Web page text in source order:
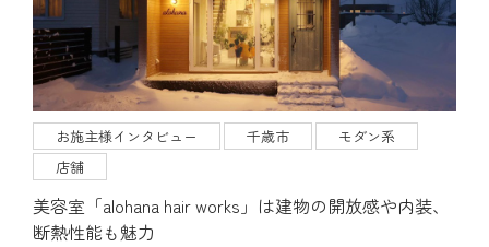
お施主様インタビュー 千歳市
モダン系
店舗
美容室「alohana hair works」は建物の開放感や内装、
断熱性能も魅力